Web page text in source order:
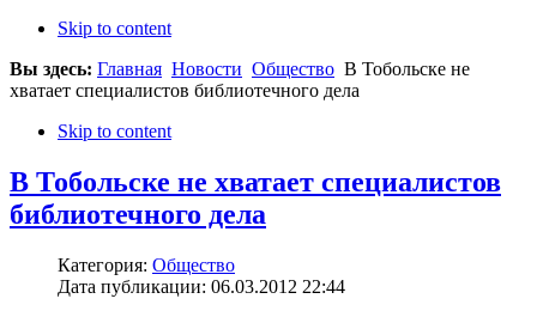
Skip to content
Вы здесь: Главная Новости Общество В Тобольске не
хватает специалистов библиотечного дела
Skip to content
В Тобольске не хватает специалистов
библиотечного дела
Категория: Общество
Дата публикации: 06.03.2012 22:44